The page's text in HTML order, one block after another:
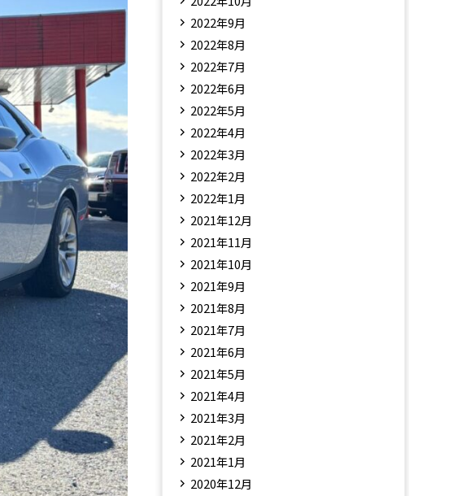
2022年9月
2022年8月
2022年7月
2022年6月
2022年5月
2022年4月
2022年3月
2022年2月
2022年1月
2021年12月
2021年11月
2021年10月
2021年9月
2021年8月
2021年7月
2021年6月
2021年5月
2021年4月
2021年3月
2021年2月
2021年1月
2020年12月